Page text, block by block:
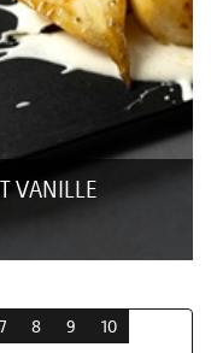
VANILLE
7 8 9
10